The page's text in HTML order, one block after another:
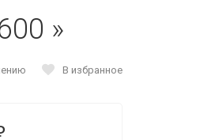
»
В избранное